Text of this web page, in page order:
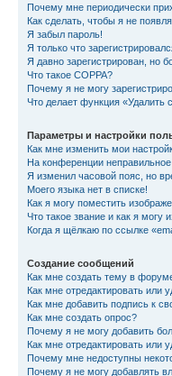
Почему мне периодически
Как сделать, чтобы я не
Я забыл пароль!
Я только что
Я давно зарегистрирован, но
Что такое COPPA?
Почему я не могу
Что делает функция «Удалить
Параметры и настройки
Как мне изменить мои
На конференции
Я изменил часовой пояс, но
Моего языка нет в списке!
Как я могу поместить
Что такое звание и как я могу
Когда я щёлкаю по ссылке
Создание сообщений
Как мне создать тему в
Как мне отредактировать или
Как мне добавить подпись к
Как мне создать опрос?
Почему я не могу добавить
Как мне отредактировать или
Почему мне недоступны
Почему я не могу добавлять